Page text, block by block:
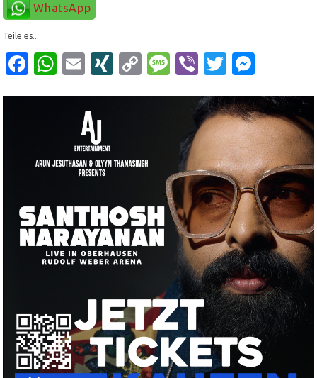
WhatsApp
Teile es...
Facebook
WhatsApp
EmailXINGCopyMessage
ViberTwitter